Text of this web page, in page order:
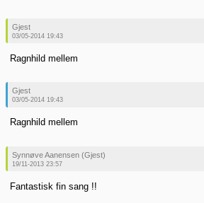
Gjest
03/05-2014 19:43
Ragnhild mellem
Gjest
03/05-2014 19:43
Ragnhild mellem
Synnøve Aanensen (Gjest)
19/11-2013 23:57
Fantastisk fin sang !!